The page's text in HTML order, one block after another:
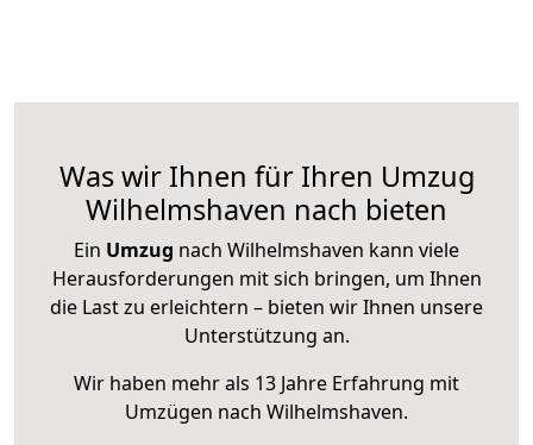
Was wir Ihnen für Ihren Umzug
Wilhelmshaven nach bieten
Ein Umzug nach Wilhelmshaven kann viele
Herausforderungen mit sich bringen, um Ihnen
die Last zu erleichtern – bieten wir Ihnen unsere
Unterstützung an.
Wir haben mehr als 13 Jahre Erfahrung mit
Umzügen nach Wilhelmshaven.